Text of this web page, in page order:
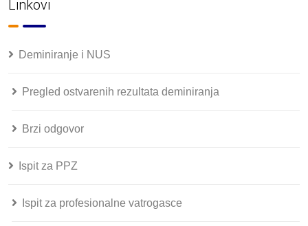
Linkovi
Deminiranje i NUS
Pregled ostvarenih rezultata deminiranja
Brzi odgovor
Ispit za PPZ
Ispit za profesionalne vatrogasce